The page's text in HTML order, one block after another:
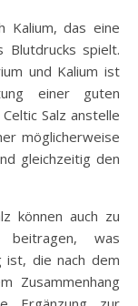
Kalium, das eine
Blutdrucks spielt.
und Kalium ist
einer guten
Salz anstelle
möglicherweise
gleichzeitig den
können auch zu
beitragen, was
ist, die nach dem
Zusammenhang